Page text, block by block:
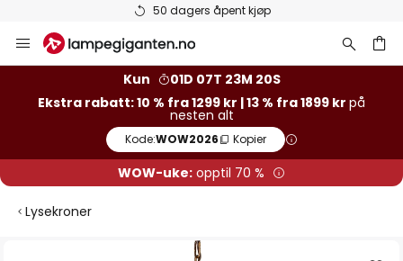
50 dagers åpent kjøp
Hopp
til
Kun
01D 07T 23M 20S
Ekstra rabatt: 10 % fra 1299 kr | 13 % fra 1899 kr på
nesten alt
Kode:WOW2026 Kopier
WOW-uke: opptil 70 %
Lysekroner